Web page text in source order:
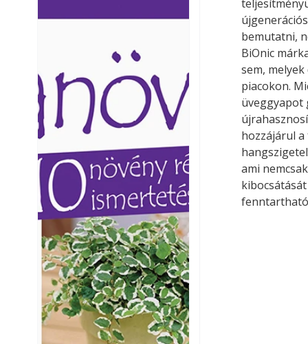
Ezermester
Laptapir kényelmes
mert: – t
bemutatni,
BiOnic
sem,
piacokon.
üveggyapot
hozzájárul
ami